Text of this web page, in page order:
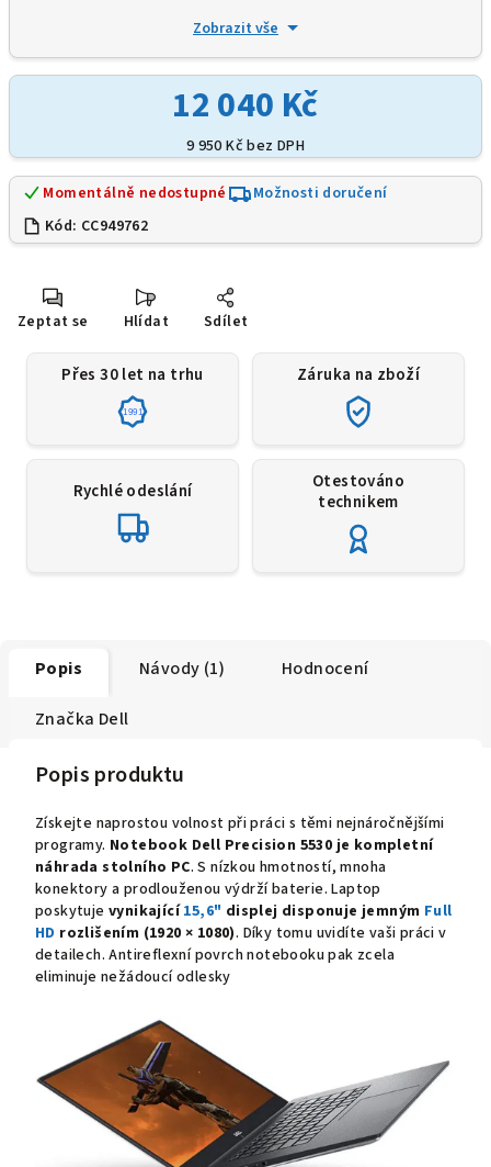
Zobrazit vše
12 040 Kč
9 950 Kčbez DPH
Momentálně nedostupné
Možnosti doručení
Kód: CC949762
Zeptat se Hlídat Sdílet
Přes 30 let na trhu
1991
Záruka na zboží
Rychlé odeslání
Otestováno
technikem
Popis Návody (1) Hodnocení
Značka Dell
Popis produktu
Získejte naprostou volnost při práci s těmi nejnáročnějšími
programy. Notebook Dell Precision 5530 je kompletní
náhrada stolního PC. S nízkou hmotností, mnoha
konektory a prodlouženou výdrží baterie. Laptop
poskytujevynikající15,6" displej disponuje jemným Full
HD rozlišením (1920 × 1080). Díky tomu uvidíte vaši práci v
detailech.Antireflexnípovrch notebooku pak zcela
eliminuje nežádoucí odlesky